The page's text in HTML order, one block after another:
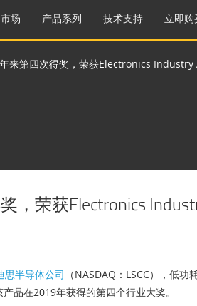
场 产品系列 技术支持 立即购
来第四次得奖，荣获Electronics Industry
，荣获Electronics
思半导体公司 （NASDAQ：LSCC），低
品在2019年获得的第四个行业大奖。